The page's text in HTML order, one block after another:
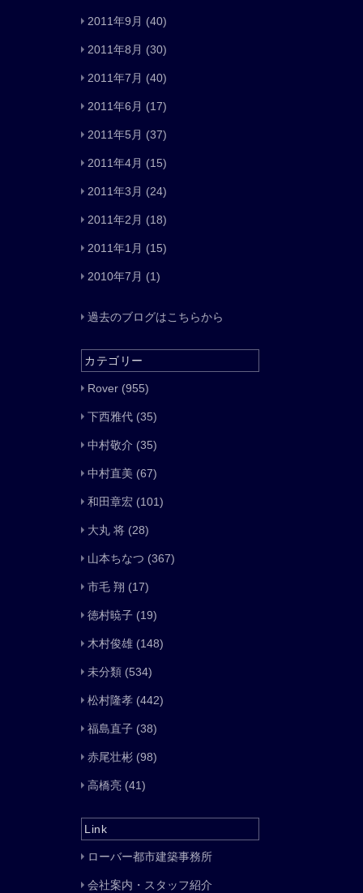
2011年9月 (40)
2011年8月 (30)
2011年7月 (40)
2011年6月 (17)
2011年5月 (37)
2011年4月 (15)
2011年3月 (24)
2011年2月 (18)
2011年1月 (15)
2010年7月 (1)
過去のブログはこちらから
カテゴリー
Rover (955)
下西雅代 (35)
中村敬介 (35)
中村直美 (67)
和田章宏 (101)
大丸 将 (28)
山本ちなつ (367)
市毛 翔 (17)
徳村暁子 (19)
木村俊雄 (148)
未分類 (534)
松村隆孝 (442)
福島直子 (38)
赤尾壮彬 (98)
高橋亮 (41)
Link
ローバー都市建築事務所
会社案内・スタッフ紹介